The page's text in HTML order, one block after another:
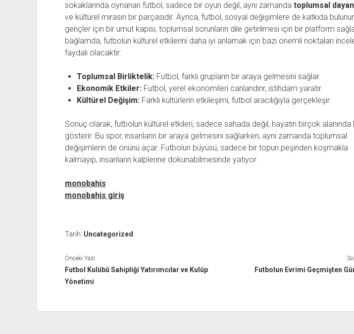
sokaklarında oynanan futbol, sadece bir oyun değil, aynı zamanda toplumsal
ve kültürel mirasın bir parçasıdır. Ayrıca, futbol, sosyal değişimlere de katkıda
gençler için bir umut kapısı, toplumsal sorunların dile getirilmesi için bir platform
bağlamda, futbolun kültürel etkilerini daha iyi anlamak için bazı önemli noktaları
faydalı olacaktır:
Toplumsal Birliktelik:Futbol, farklı grupların bir araya gelmesini sağlar.
Ekonomik Etkiler:Futbol, yerel ekonomileri canlandırır, istihdam yaratır.
Kültürel Değişim:Farklı kültürlerin etkileşimi, futbol aracılığıyla gerçekleşir.
Sonuç olarak, futbolun kültürel etkileri, sadece sahada değil, hayatın birçok alanında
gösterir. Bu spor, insanların bir araya gelmesini sağlarken, aynı zamanda toplumsal
değişimlerin de önünü açar. Futbolun büyüsü, sadece bir topun peşinden koşmakla
kalmayıp, insanların kalplerine dokunabilmesinde yatıyor.
monobahis
monobahis giriş
Tarih: Uncategorized
Önceki Yazı
Futbol Kulübü Sahipliği Yatırımcılar ve Kulüp
Yönetimi
Futbolun Evrimi Geçmişten